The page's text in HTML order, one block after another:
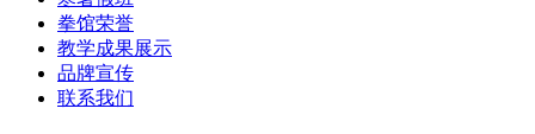
拳馆荣誉
教学成果展示
品牌宣传
联系我们